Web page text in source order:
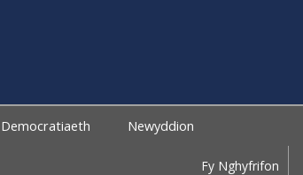
Newyddion
Fy Nghyfrifon